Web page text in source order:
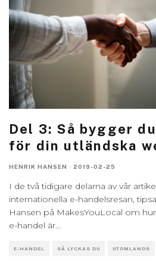
Del 3: Så bygger
för din utländska
HENRIK HANSEN · 2019-02-25
I de två tidigare delarna av vår
internationella e-handelsresan,
Hansen på MakesYouLocal om
e-handel är...
E-HANDEL SÅ LYCKAS DU UTOMLANDS